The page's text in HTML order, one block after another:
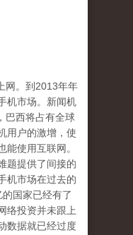
网。到2013年年
机市场。新闻机
巴西将占有全球
用户的激增，使
能使用互联网。
题提供了间接的
机市场在过去的
国家已经有了
络投资并未跟上
数据就已经过度